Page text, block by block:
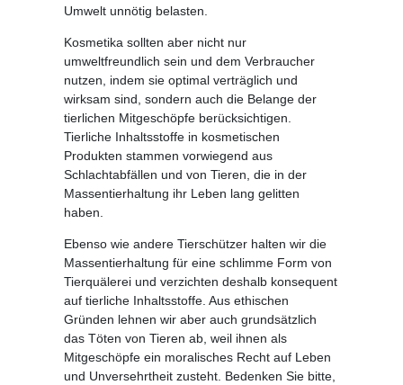
Umwelt unnötig belasten.
Kosmetika sollten aber nicht nur
umweltfreundlich sein und dem Verbraucher
nutzen, indem sie optimal verträglich und
wirksam sind, sondern auch die Belange der
tierlichen Mitgeschöpfe berücksichtigen.
Tierliche Inhaltsstoffe in kosmetischen
Produkten stammen vorwiegend aus
Schlachtabfällen und von Tieren, die in der
Massentierhaltung ihr Leben lang gelitten
haben.
Ebenso wie andere Tierschützer halten wir die
Massentierhaltung für eine schlimme Form von
Tierquälerei und verzichten deshalb konsequent
auf tierliche Inhaltsstoffe. Aus ethischen
Gründen lehnen wir aber auch grundsätzlich
das Töten von Tieren ab, weil ihnen als
Mitgeschöpfe ein moralisches Recht auf Leben
und Unversehrtheit zusteht. Bedenken Sie bitte,